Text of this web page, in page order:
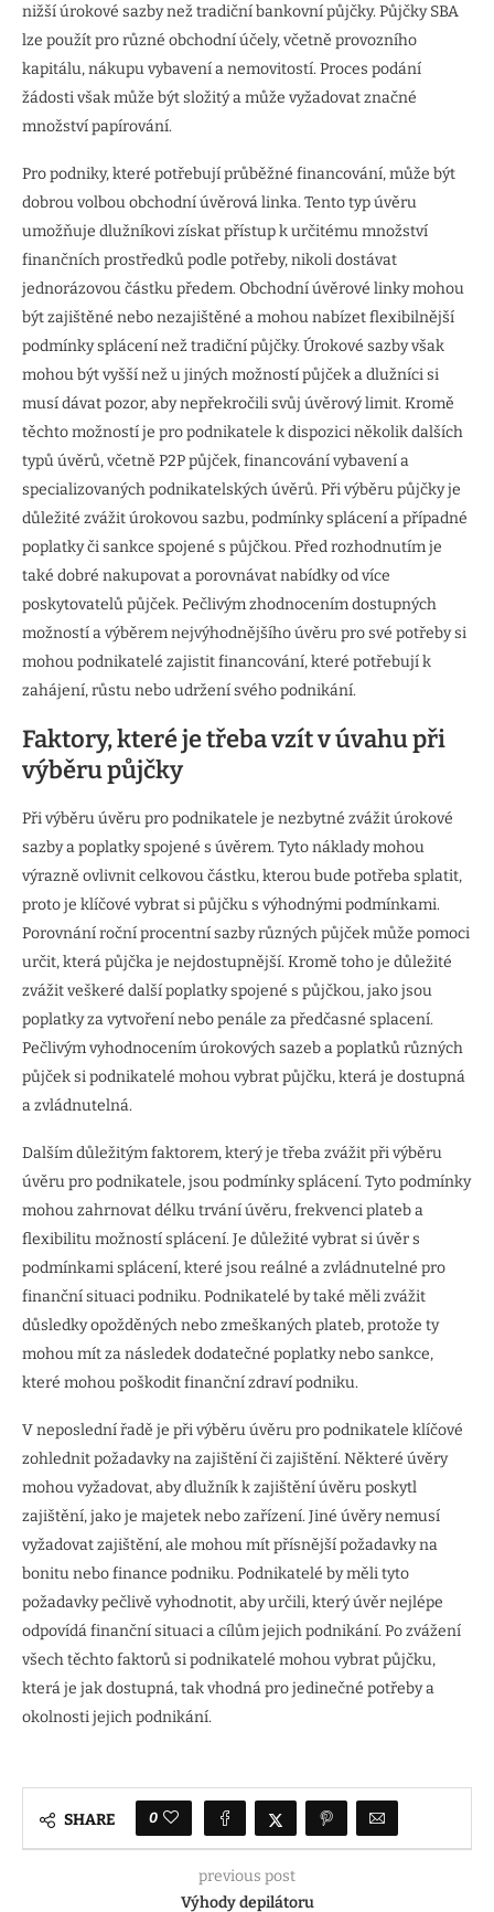
nižší úrokové sazby než tradiční bankovní půjčky. Půjčky SBA
lze použít pro různé obchodní účely, včetně provozního
kapitálu, nákupu vybavení a nemovitostí. Proces podání
žádosti však může být složitý a může vyžadovat značné
množství papírování.
Pro podniky, které potřebují průběžné financování, může být
dobrou volbou obchodní úvěrová linka. Tento typ úvěru
umožňuje dlužníkovi získat přístup k určitému množství
finančních prostředků podle potřeby, nikoli dostávat
jednorázovou částku předem. Obchodní úvěrové linky mohou
být zajištěné nebo nezajištěné a mohou nabízet flexibilnější
podmínky splácení než tradiční půjčky. Úrokové sazby však
mohou být vyšší než u jiných možností půjček a dlužníci si
musí dávat pozor, aby nepřekročili svůj úvěrový limit. Kromě
těchto možností je pro podnikatele k dispozici několik dalších
typů úvěrů, včetně P2P půjček, financování vybavení a
specializovaných podnikatelských úvěrů. Při výběru půjčky je
důležité zvážit úrokovou sazbu, podmínky splácení a případné
poplatky či sankce spojené s půjčkou. Před rozhodnutím je
také dobré nakupovat a porovnávat nabídky od více
poskytovatelů půjček. Pečlivým zhodnocením dostupných
možností a výběrem nejvýhodnějšího úvěru pro své potřeby si
mohou podnikatelé zajistit financování, které potřebují k
zahájení, růstu nebo udržení svého podnikání.
Faktory, které je třeba vzít v úvahu při
výběru půjčky
Při výběru úvěru pro podnikatele je nezbytné zvážit úrokové
sazby a poplatky spojené s úvěrem. Tyto náklady mohou
výrazně ovlivnit celkovou částku, kterou bude potřeba splatit,
proto je klíčové vybrat si půjčku s výhodnými podmínkami.
Porovnání roční procentní sazby různých půjček může pomoci
určit, která půjčka je nejdostupnější. Kromě toho je důležité
zvážit veškeré další poplatky spojené s půjčkou, jako jsou
poplatky za vytvoření nebo penále za předčasné splacení.
Pečlivým vyhodnocením úrokových sazeb a poplatků různých
půjček si podnikatelé mohou vybrat půjčku, která je dostupná
a zvládnutelná.
Dalším důležitým faktorem, který je třeba zvážit při výběru
úvěru pro podnikatele, jsou podmínky splácení. Tyto podmínky
mohou zahrnovat délku trvání úvěru, frekvenci plateb a
flexibilitu možností splácení. Je důležité vybrat si úvěr s
podmínkami splácení, které jsou reálné a zvládnutelné pro
finanční situaci podniku. Podnikatelé by také měli zvážit
důsledky opožděných nebo zmeškaných plateb, protože ty
mohou mít za následek dodatečné poplatky nebo sankce,
které mohou poškodit finanční zdraví podniku.
V neposlední řadě je při výběru úvěru pro podnikatele klíčové
zohlednit požadavky na zajištění či zajištění. Některé úvěry
mohou vyžadovat, aby dlužník k zajištění úvěru poskytl
zajištění, jako je majetek nebo zařízení. Jiné úvěry nemusí
vyžadovat zajištění, ale mohou mít přísnější požadavky na
bonitu nebo finance podniku. Podnikatelé by měli tyto
požadavky pečlivě vyhodnotit, aby určili, který úvěr nejlépe
odpovídá finanční situaci a cílům jejich podnikání. Po zvážení
všech těchto faktorů si podnikatelé mohou vybrat půjčku,
která je jak dostupná, tak vhodná pro jedinečné potřeby a
okolnosti jejich podnikání.
SHARE 0
previous post
Výhody depilátoru